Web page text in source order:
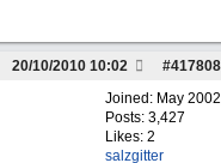
#417808
20/10/2010 10:02
Joined: May 2002
Posts: 3,427
Likes: 2
salzgitter